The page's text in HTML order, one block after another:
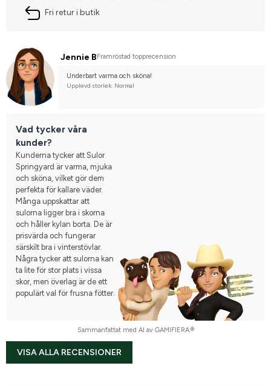
Fri retur i butik
Jennie B Framröstad topprecension
Underbart varma och sköna!
Upplevd storlek: Normal
Vad tycker våra
kunder?
Kunderna tycker att Sulor
Springyard är varma, mjuka
och sköna, vilket gör dem
perfekta för kallare väder.
Många uppskattar att
sulorna ligger bra i skorna
och håller kylan borta. De är
prisvärda och fungerar
särskilt bra i vinterstövlar.
Några tycker att sulorna kan
ta lite för stor plats i vissa
skor, men överlag är de ett
populärt val för frusna fötter.
Sammanfattat med AI av GAMIFIERA.®
VISA ALLA RECENSIONER